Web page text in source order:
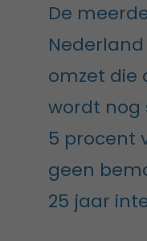
De
omzet die
wordt nog
5 procent
geen
25 jaar